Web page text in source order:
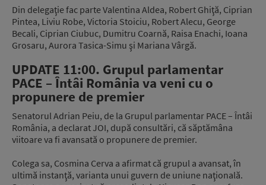
Din delegaţie fac parte Valentina Aldea, Robert Ghiţă, Ciprian
Pintea, Liviu Robe, Victoria Stoiciu, Robert Alecu, George
Becali, Ciprian Ciubuc, Dumitru Coarnă, Raisa Enachi, Ioana
Grosaru, Aurora Tasica-Simu şi Mariana Vârgă.
UPDATE 11:00. Grupul parlamentar
PACE – Întâi România va veni cu o
propunere de premier
Senatorul Adrian Peiu, de la Grupul parlamentar PACE – Întâi
România, a declarat JOI, după consultări, că săptămâna
viitoare va fi avansată o propunere de premier.
Colega sa, Cosmina Cerva a afirmat că grupul a avansat, în
ultimă instanţă, varianta unui guvern de uniune naţională.